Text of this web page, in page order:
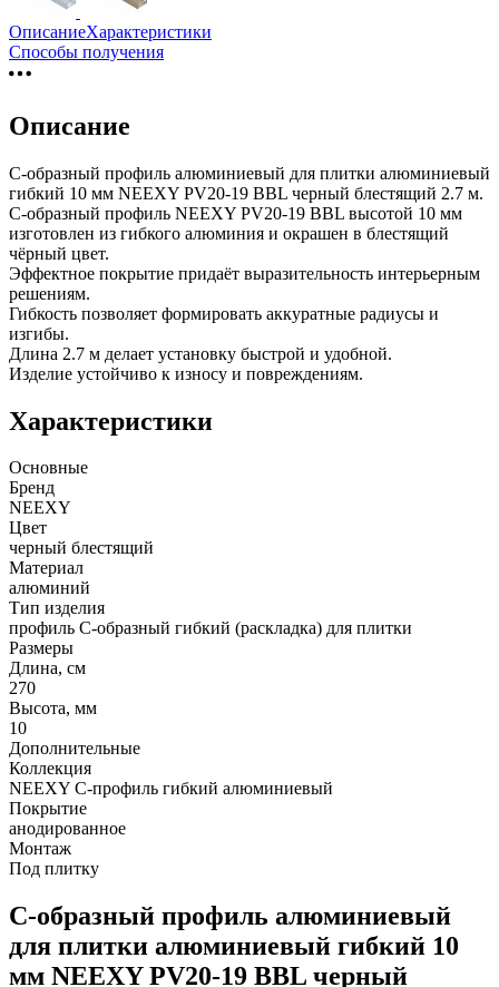
ОписаниеХарактеристики
Способы получения
Описание
С-образный профиль алюминиевый для плитки алюминиевый
гибкий 10 мм NEEXY PV20-19 BBL черный блестящий 2.7 м.
С-образный профиль NEEXY PV20-19 BBL высотой 10 мм
изготовлен из гибкого алюминия и окрашен в блестящий
чёрный цвет.
Эффектное покрытие придаёт выразительность интерьерным
решениям.
Гибкость позволяет формировать аккуратные радиусы и
изгибы.
Длина 2.7 м делает установку быстрой и удобной.
Изделие устойчиво к износу и повреждениям.
Характеристики
Основные
Бренд
NEEXY
Цвет
черный блестящий
Материал
алюминий
Тип изделия
профиль С-образный гибкий (раскладка) для плитки
Размеры
Длина, см
270
Высота, мм
10
Дополнительные
Коллекция
NEEXY С-профиль гибкий алюминиевый
Покрытие
анодированное
Монтаж
Под плитку
С-образный профиль алюминиевый
для плитки алюминиевый гибкий 10
мм NEEXY PV20-19 BBL черный